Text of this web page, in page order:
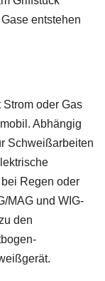
entstehen
oder Gas
Abhängig
Schweißarbeiten
Regen oder
MAG und WIG-
den